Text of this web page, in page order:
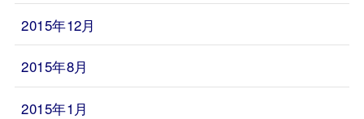
2015年12月
2015年8月
2015年1月